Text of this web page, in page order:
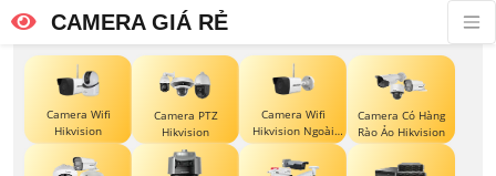
CAMERA GIÁ RẺ
Camera Wifi
Hikvision
Camera PTZ
Hikvision
Camera Wifi
Hikvision Ngoài
Trời
Camera Có Hàng
Rào Ảo Hikvision